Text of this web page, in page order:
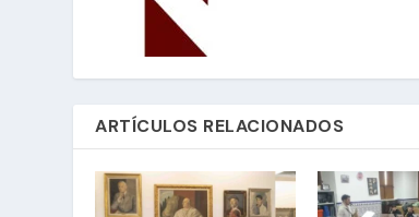
ARTÍCULOS RELACIONADOS